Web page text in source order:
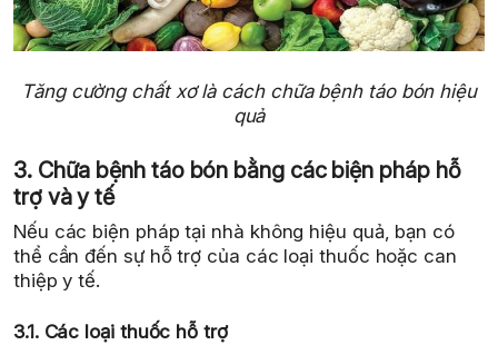
Tăng cường chất xơ là cách chữa bệnh táo bón hiệu
quả
3. Chữa bệnh táo bón bằng các biện pháp hỗ
trợ và y tế
Nếu các biện pháp tại nhà không hiệu quả, bạn có
thể cần đến sự hỗ trợ của các loại thuốc hoặc can
thiệp y tế.
3.1. Các loại thuốc hỗ trợ